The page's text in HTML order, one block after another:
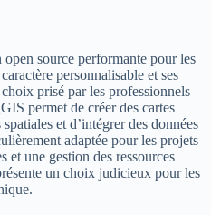
source performante pour les
personnalisable et ses
prisé par les professionnels
permet de créer des cartes
et d’intégrer des données
adaptée pour les projets
et une gestion des ressources
un choix judicieux pour les